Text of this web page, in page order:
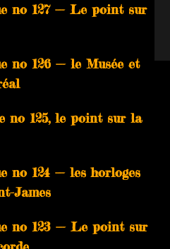
no 127 — Le point sur
no 126 — le Musée et
no 125, le point sur la
no 124 — les horloges
James
no 123 — Le point sur